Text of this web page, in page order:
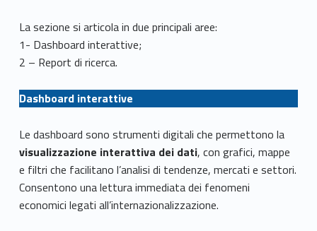
La sezione si articola in due principali aree:
1- Dashboard interattive;
2 – Report di ricerca.
Dashboard interattive
Le dashboard sono strumenti digitali che permettono la
visualizzazione interattiva dei dati, con grafici, mappe
e filtri che facilitano l’analisi di tendenze, mercati e settori.
Consentono una lettura immediata dei fenomeni
economici legati all’internazionalizzazione.